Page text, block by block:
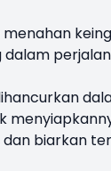
dan biarkan